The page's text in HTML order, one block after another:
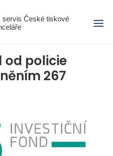
servis České tiskové
Menu
od policie
267